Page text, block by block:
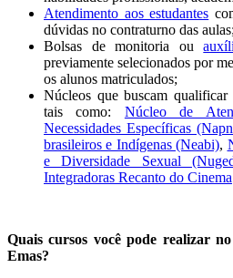
Atendimento aos estudantes
dúvidas no contraturno das aulas;
Bolsas de monitoria ou
previamente selecionados por
os alunos matriculados;
Núcleos que buscam qualificar
tais como: Núcleo de
Necessidades Específicas
brasileiros e Indígenas (Neabi),
e Diversidade Sexual
Integradoras Recanto do Cinema
Quais cursos você pode realizar
Emas?